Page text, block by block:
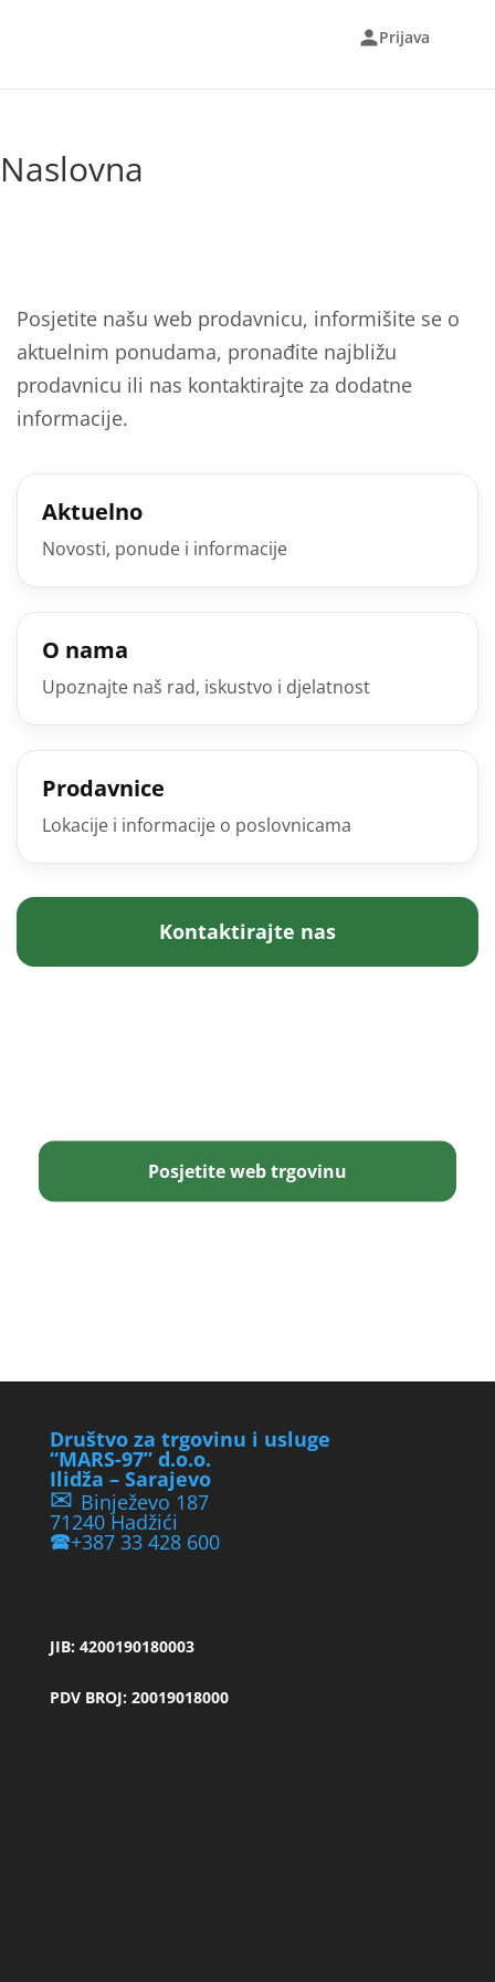
Prijava
Naslovna
Posjetite našu web prodavnicu, informišite se o
aktuelnim ponudama, pronađite najbližu
prodavnicu ili nas kontaktirajte za dodatne
informacije.
Aktuelno
Novosti, ponude i informacije
O nama
Upoznajte naš rad, iskustvo i djelatnost
Prodavnice
Lokacije i informacije o poslovnicama
Kontaktirajte nas
Posjetite web trgovinu
Društvo za trgovinu i usluge
“MARS-97” d.o.o.
Ilidža – Sarajevo
✉Binježevo 187
71240 Hadžići
🕿+387 33 428 600
JIB: 4200190180003
PDV BROJ: 20019018000